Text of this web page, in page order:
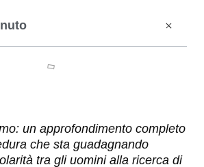
un approfondimento completo
che sta guadagnando
tra gli uomini alla ricerca di